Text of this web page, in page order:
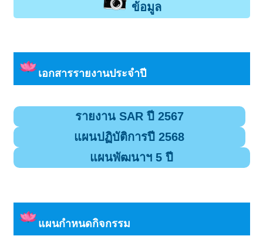
ข้อมูล
เอกสารรายงานประจำปี
รายงาน SAR ปี 2567
แผนปฏิบัติการปี 2568
แผนพัฒนาฯ 5 ปี
แผนกำหนดกิจกรรม